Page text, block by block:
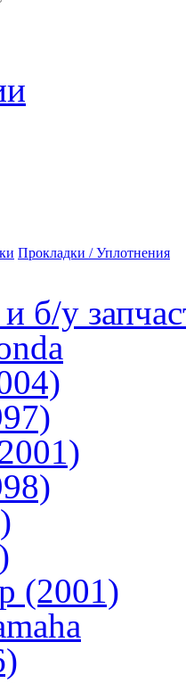
Прокладки / Уплотнения
б/у
(2001)